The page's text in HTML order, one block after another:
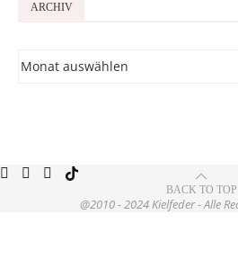
ARCHIV
@2010 - 2024 Kielfeder - Alle
BACK TO TOP